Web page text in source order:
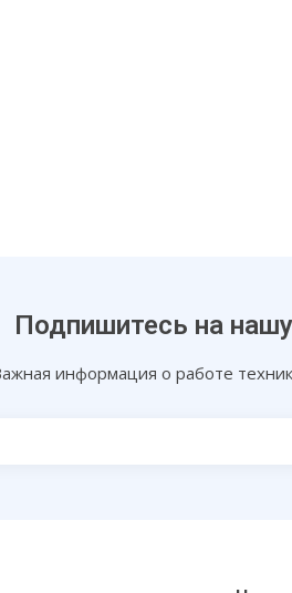
Подпишитесь на
информация о работе